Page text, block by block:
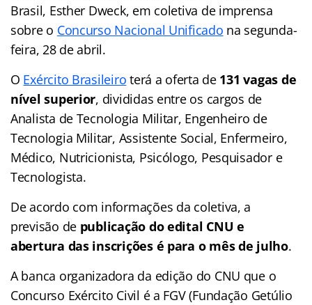
Brasil, Esther Dweck, em coletiva de imprensa
sobre o Concurso Nacional Unificado na segunda-
feira, 28 de abril.
O Exército Brasileiro terá a oferta de 131 vagas de
nível superior, divididas entre os cargos de
Analista de Tecnologia Militar, Engenheiro de
Tecnologia Militar, Assistente Social, Enfermeiro,
Médico, Nutricionista, Psicólogo, Pesquisador e
Tecnologista.
De acordo com informações da coletiva, a
previsão de publicação do edital CNU e
abertura das inscrições é para o mês de julho.
A banca organizadora da edição do CNU que o
Concurso Exército Civil é a FGV (Fundação Getúlio